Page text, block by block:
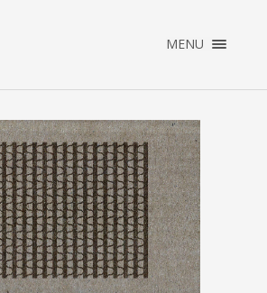
MENU ×
ENGLISH
NEDERLANDS
HOME
PORTFOLIO
OVER PATRICK
CONTACT